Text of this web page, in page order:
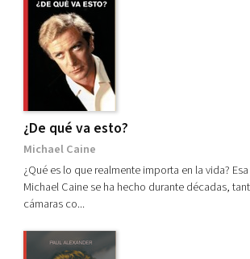
¿De qué va esto?
Michael Caine
¿Qué es lo que realmente importa en la vida?
Michael Caine se ha hecho durante décadas,
cámaras co...